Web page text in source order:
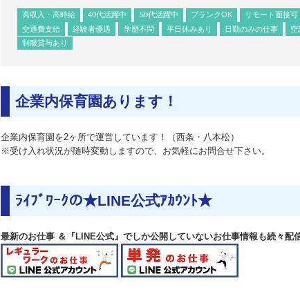
高収入・高時給 40代活躍中 50代活躍中 ブランクOK
リモート面接可
交通費支給
経験者優遇 学歴不問 平日休みあり 日勤のみの仕事
空
制服貸与あり
企業内保育園あります！
企業内保育園を2ヶ所で運営しています！（西条・八本松）
※受け入れ状況が随時変動しますので、お気軽にお問合せ下さい。
ﾗｲﾌﾞﾜｰｸの★LINE公式ｱｶｳﾝﾄ★
最新のお仕事 ＆『LINE公式』でしか公開していないお仕事情報も続々配